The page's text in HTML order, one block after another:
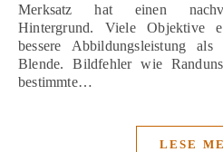
Merksatz hat einen
Hintergrund. Viele Objektive
bessere Abbildungsleistung
Blende. Bildfehler wie
bestimmte…
LESE